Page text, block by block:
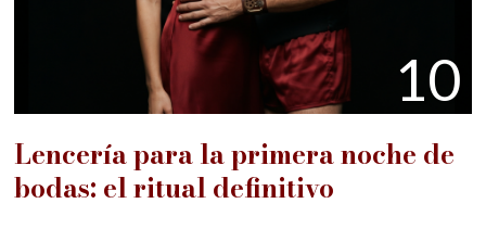
10
Lencería para la primera noche de
bodas: el ritual definitivo